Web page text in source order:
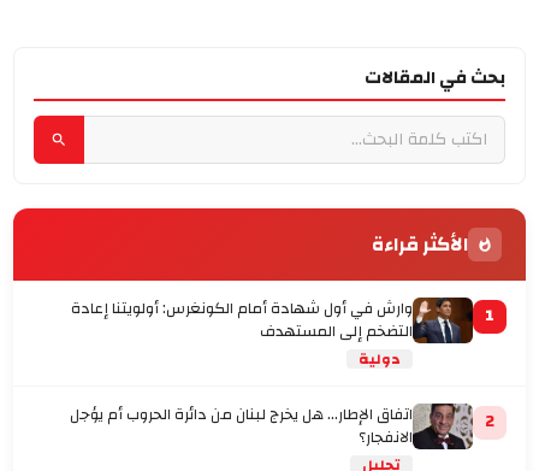
بحث في المقالات
الأكثر قراءة
1 وارش في أول شهادة أمام الكونغرس: أولويتنا إعادة
التضخم إلى المستهدف
دولية
2 اتفاق الإطار... هل يخرج لبنان من دائرة الحروب أم يؤجل
الانفجار؟
تحليل